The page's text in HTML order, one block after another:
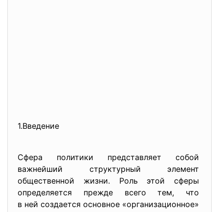
1.Введение
Сфера политики представляет собой
важнейший структурный элемент
общественной жизни. Роль этой сферы
определяется прежде всего тем, что
в ней создается основное «организационное»